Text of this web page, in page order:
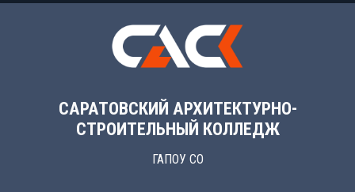
САРАТОВСКИЙ АРХИТЕКТУРНО-
СТРОИТЕЛЬНЫЙ КОЛЛЕДЖ
ГАПОУ СО